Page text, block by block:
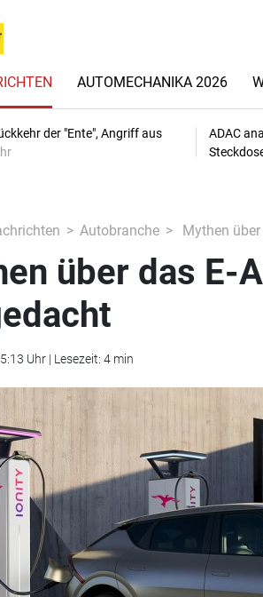
AUTOMECHANIKA 2026
der "Ente", Angriff aus
ADAC
Autobranche Mythen
über das E-
Uhr | Lesezeit: 4 min